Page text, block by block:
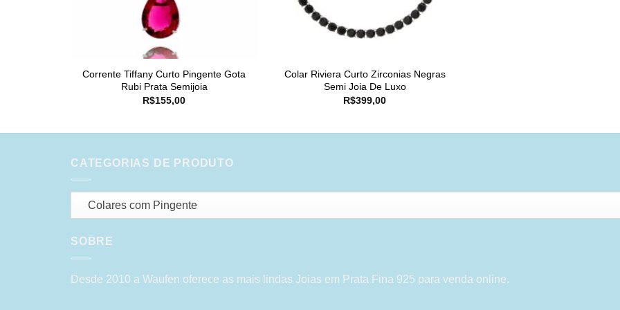
Corrente Tiffany Curto Pingente Gota
Rubi Prata Semijoia
R$155,00
Colar Riviera Curto Zirconias Negras
Semi Joia De Luxo
R$399,00
CATEGORIAS DE PRODUTO
Colares com Pingente
SOBRE
Desde 2010 a Waufen oferece as mais lindas Joias em Prata Fina 925 para venda online.